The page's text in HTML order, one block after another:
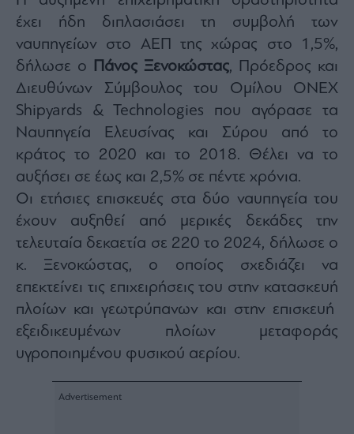
έχει ήδη διπλασιάσει τη συμβολή των
ναυπηγείων στο ΑΕΠ της χώρας στο 1,5%,
δήλωσε ο
Πάνος Ξενοκώστας, Πρόεδρος και
Διευθύνων Σύμβουλος του Ομίλου ΟΝΕΧ
Shipyards & Technologies που αγόρασε τα
Ναυπηγεία Ελευσίνας και Σύρου από το
κράτος το 2020 και το 2018. Θέλει να το
αυξήσει σε έως και 2,5% σε πέντε χρόνια.
Οι ετήσιες επισκευές στα δύο ναυπηγεία του
έχουν αυξηθεί από μερικές δεκάδες την
τελευταία δεκαετία σε 220 το 2024, δήλωσε ο
κ. Ξενοκώστας, ο οποίος σχεδιάζει να
επεκτείνει τις επιχειρήσεις του στην κατασκευή
πλοίων και γεωτρύπανων και στην επισκευή
εξειδικευμένων πλοίων μεταφοράς
υγροποιημένου φυσικού αερίου.